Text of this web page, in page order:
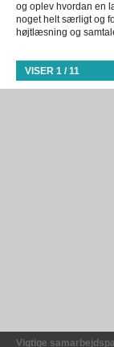
og oplev hvordan en
noget helt særligt og
højtlæsning og
VISER 1 / 11
Vigtige